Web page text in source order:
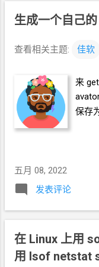
生成一个自己的
查看相关主题: 佳软
来
保存
五月 08, 2022
发表评论
在 Linux 上用
用 lsof netstat